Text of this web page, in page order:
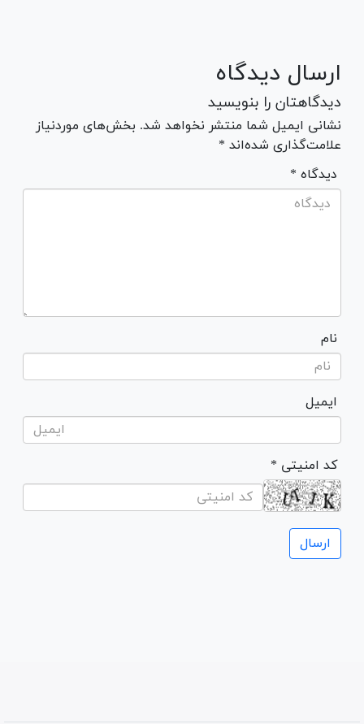
ارسال دیدگاه
دیدگاهتان را بنویسید
نشانی ایمیل شما منتشر نخواهد شد. بخش‌های موردنیاز
علامت‌گذاری شده‌اند *
* دیدگاه
نام
ایمیل
* کد امنیتی